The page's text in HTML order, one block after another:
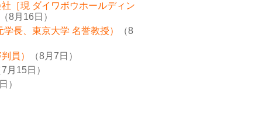
［現 ダイワボウホールディン
（8月16日）
長、東京大学 名誉教授）
（8
員）
（8月7日）
月15日）
）